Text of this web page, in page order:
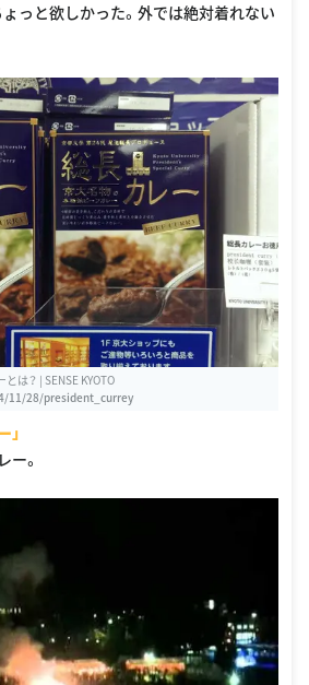
っと欲しかった。外では絶対着れない
は？ | SENSE KYOTO
11/28/president_currey
」
ー。